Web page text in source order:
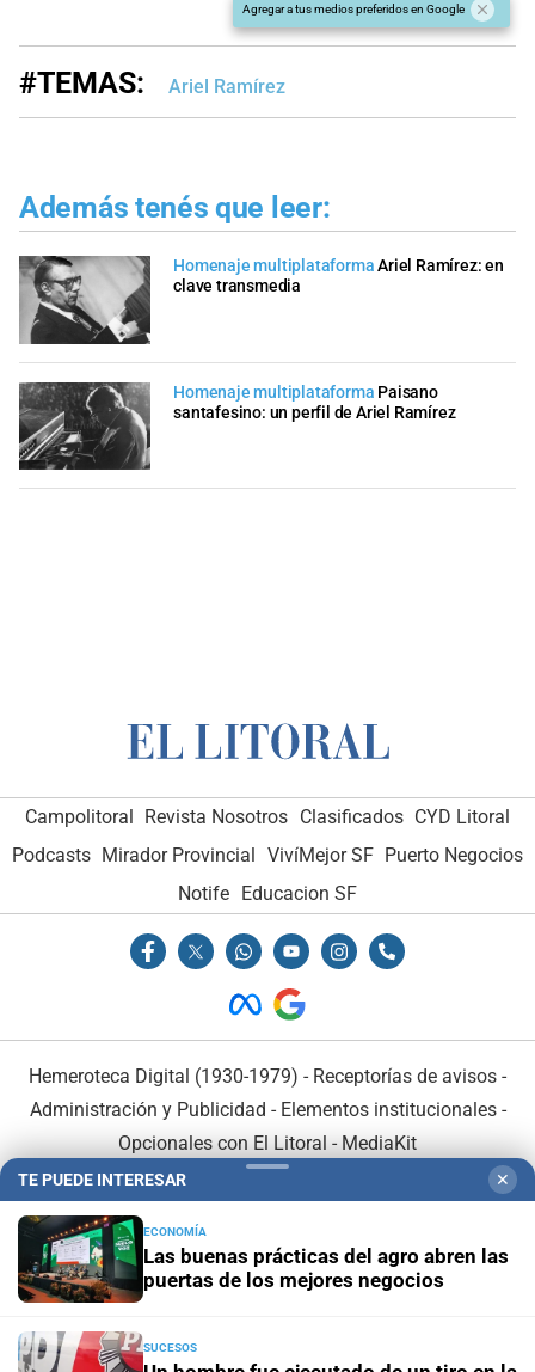
Agregar a tus medios preferidos en Google
#TEMAS: Ariel Ramírez
Además tenés que leer:
Homenaje multiplataformaAriel Ramírez: en
clave transmedia
Homenaje multiplataforma Paisano
santafesino: un perfil de Ariel Ramírez
Campolitoral Revista Nosotros Clasificados CYD Litoral
Podcasts Mirador Provincial VivíMejor SF Puerto Negocios
Notife Educacion SF
Hemeroteca Digital (1930-1979) - Receptorías de avisos -
Administración y Publicidad - Elementos institucionales-
Opcionales con El Litoral - MediaKit
En Asociación con:
TE PUEDE INTERESAR ✕
ECONOMÍA
Las buenas prácticas del agro abren las
puertas de los mejores negocios
SUCESOS